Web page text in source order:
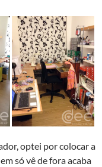
optei por colocar a
só vê de fora acaba